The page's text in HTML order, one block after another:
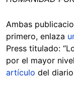
Ambas
primero, enlaza
Press titulado:
por el mayor
artículo del